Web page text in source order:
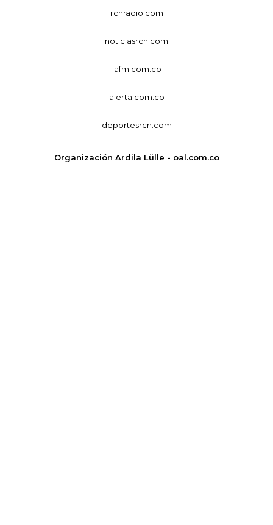
rcnradio.com
noticiasrcn.com
lafm.com.co
alerta.com.co
deportesrcn.com
Organización Ardila Lülle - oal.com.co